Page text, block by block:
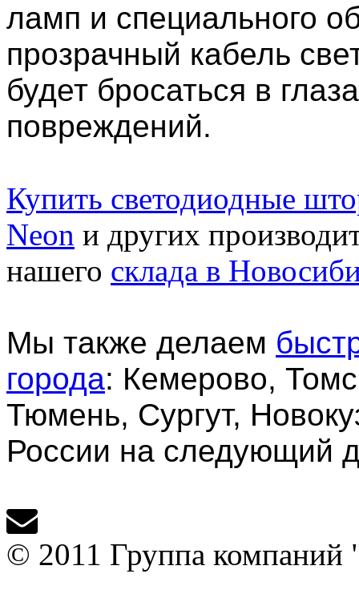
ламп и специального
прозрачный кабель
будет бросаться в
повреждений.
Купить светодиодные
Neon и других
нашего склада в
Мы также делаем
города: Кемерово,
Тюмень, Сургут,
России на следующий
© 2011 Группа